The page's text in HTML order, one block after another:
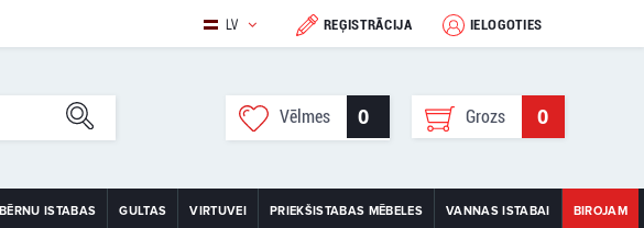
LV REĢISTRĀCIJA IELOGOTIES
Vēlmes 0 Grozs 0
BĒRNU ISTABAS GULTAS VIRTUVEI PRIEKŠISTABAS MĒBELES VANNAS ISTABAI BIROJAM